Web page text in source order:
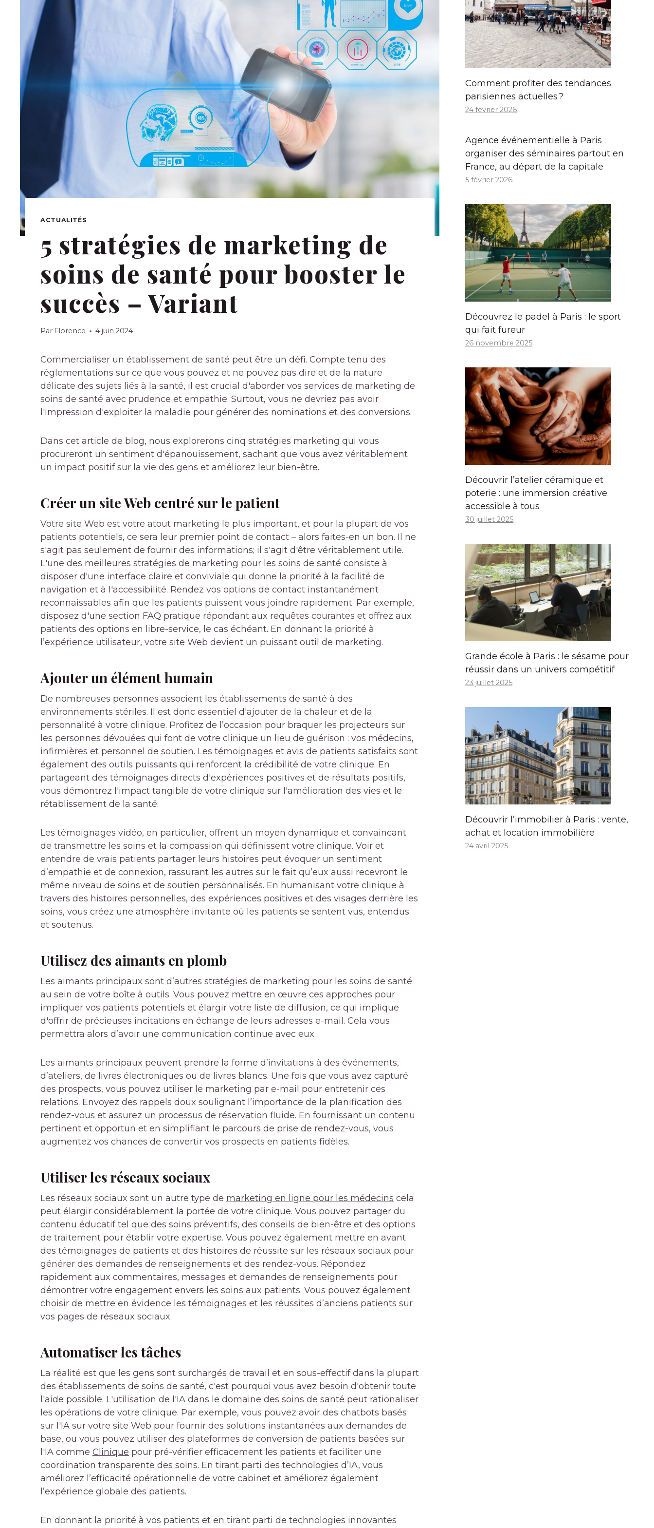
ACTUALITÉS
5 stratégies de marketing de
soins de santé pour booster le
succès – Variant
Par Florence 4 juin 2024
Commercialiser un établissement de santé peut être un défi. Compte tenu des
réglementations sur ce que vous pouvez et ne pouvez pas dire et de la nature
délicate des sujets liés à la santé, il est crucial d'aborder vos services de marketing de
soins de santé avec prudence et empathie. Surtout, vous ne devriez pas avoir
l'impression d'exploiter la maladie pour générer des nominations et des conversions.
Dans cet article de blog, nous explorerons cinq stratégies marketing qui vous
procureront un sentiment d'épanouissement, sachant que vous avez véritablement
un impact positif sur la vie des gens et améliorez leur bien-être.
Créer un site Web centré sur le patient
Votre site Web est votre atout marketing le plus important, et pour la plupart de vos
patients potentiels, ce sera leur premier point de contact – alors faites-en un bon. Il ne
s'agit pas seulement de fournir des informations; il s'agit d'être véritablement utile.
L'une des meilleures stratégies de marketing pour les soins de santé consiste à
disposer d'une interface claire et conviviale qui donne la priorité à la facilité de
navigation et à l'accessibilité. Rendez vos options de contact instantanément
reconnaissables afin que les patients puissent vous joindre rapidement. Par exemple,
disposez d'une section FAQ pratique répondant aux requêtes courantes et offrez aux
patients des options en libre-service, le cas échéant. En donnant la priorité à
l’expérience utilisateur, votre site Web devient un puissant outil de marketing.
Ajouter un élément humain
De nombreuses personnes associent les établissements de santé à des
environnements stériles. Il est donc essentiel d'ajouter de la chaleur et de la
personnalité à votre clinique. Profitez de l’occasion pour braquer les projecteurs sur
les personnes dévouées qui font de votre clinique un lieu de guérison : vos médecins,
infirmières et personnel de soutien. Les témoignages et avis de patients satisfaits sont
également des outils puissants qui renforcent la crédibilité de votre clinique. En
partageant des témoignages directs d'expériences positives et de résultats positifs,
vous démontrez l'impact tangible de votre clinique sur l'amélioration des vies et le
rétablissement de la santé.
Les témoignages vidéo, en particulier, offrent un moyen dynamique et convaincant
de transmettre les soins et la compassion qui définissent votre clinique. Voir et
entendre de vrais patients partager leurs histoires peut évoquer un sentiment
d’empathie et de connexion, rassurant les autres sur le fait qu’eux aussi recevront le
même niveau de soins et de soutien personnalisés. En humanisant votre clinique à
travers des histoires personnelles, des expériences positives et des visages derrière les
soins, vous créez une atmosphère invitante où les patients se sentent vus, entendus
et soutenus.
Utilisez des aimants en plomb
Les aimants principaux sont d’autres stratégies de marketing pour les soins de santé
au sein de votre boîte à outils. Vous pouvez mettre en œuvre ces approches pour
impliquer vos patients potentiels et élargir votre liste de diffusion, ce qui implique
d'offrir de précieuses incitations en échange de leurs adresses e-mail. Cela vous
permettra alors d’avoir une communication continue avec eux.
Les aimants principaux peuvent prendre la forme d’invitations à des événements,
d’ateliers, de livres électroniques ou de livres blancs. Une fois que vous avez capturé
des prospects, vous pouvez utiliser le marketing par e-mail pour entretenir ces
relations. Envoyez des rappels doux soulignant l’importance de la planification des
rendez-vous et assurez un processus de réservation fluide. En fournissant un contenu
pertinent et opportun et en simplifiant le parcours de prise de rendez-vous, vous
augmentez vos chances de convertir vos prospects en patients fidèles.
Utiliser les réseaux sociaux
Les réseaux sociaux sont un autre type de marketing en ligne pour les médecins cela
peut élargir considérablement la portée de votre clinique. Vous pouvez partager du
contenu éducatif tel que des soins préventifs, des conseils de bien-être et des options
de traitement pour établir votre expertise. Vous pouvez également mettre en avant
des témoignages de patients et des histoires de réussite sur les réseaux sociaux pour
générer des demandes de renseignements et des rendez-vous. Répondez
rapidement aux commentaires, messages et demandes de renseignements pour
démontrer votre engagement envers les soins aux patients. Vous pouvez également
choisir de mettre en évidence les témoignages et les réussites d’anciens patients sur
vos pages de réseaux sociaux.
Automatiser les tâches
La réalité est que les gens sont surchargés de travail et en sous-effectif dans la plupart
des établissements de soins de santé, c'est pourquoi vous avez besoin d'obtenir toute
l'aide possible. L'utilisation de l'IA dans le domaine des soins de santé peut rationaliser
les opérations de votre clinique. Par exemple, vous pouvez avoir des chatbots basés
sur l'IA sur votre site Web pour fournir des solutions instantanées aux demandes de
base, ou vous pouvez utiliser des plateformes de conversion de patients basées sur
l'IA comme Clinique pour pré-vérifier efficacement les patients et faciliter une
coordination transparente des soins. En tirant parti des technologies d’IA, vous
améliorez l’efficacité opérationnelle de votre cabinet et améliorez également
l’expérience globale des patients.
En donnant la priorité à vos patients et en tirant parti de technologies innovantes
Comment profiter des tendances
parisiennes actuelles ?
24 février 2026
Agence événementielle à Paris :
organiser des séminaires partout en
France, au départ de la capitale
5 février 2026
Découvrez le padel à Paris : le sport
qui fait fureur
26 novembre 2025
Découvrir l’atelier céramique et
poterie : une immersion créative
accessible à tous
30 juillet 2025
Grande école à Paris : le sésame pour
réussir dans un univers compétitif
23 juillet 2025
Découvrir l’immobilier à Paris : vente,
achat et location immobilière
24 avril 2025